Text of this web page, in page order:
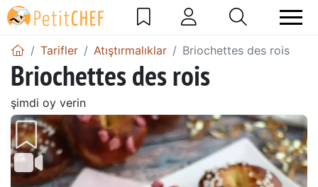
Tarifler Atıştırmalıklar Briochettes des rois
Briochettes des rois
şimdi oy verin